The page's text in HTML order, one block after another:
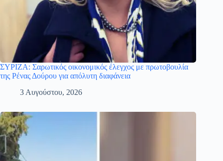
ΣΥΡΙΖΑ: Σαρωτικός οικονομικός έλεγχος με πρωτοβουλία
της Ρένας Δούρου για απόλυτη διαφάνεια
3 Αυγούστου, 2026